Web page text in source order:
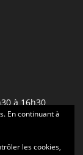
à 16h30
En continuant à
les cookies,